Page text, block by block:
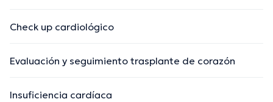
Check up cardiológico
Evaluación y seguimiento trasplante de corazón
Insuficiencia cardíaca